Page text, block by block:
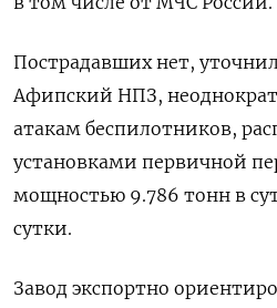
Пострадавших ​нет,
Афипский НПЗ,
атакам беспилотников,
установками первичной
мощностью ​9.786 ‌тонн в
сутки.
Завод экспортно